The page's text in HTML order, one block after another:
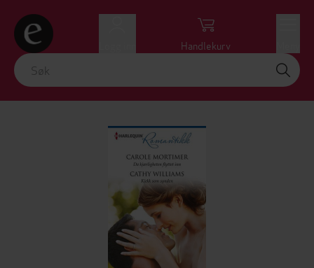
Handlekurv